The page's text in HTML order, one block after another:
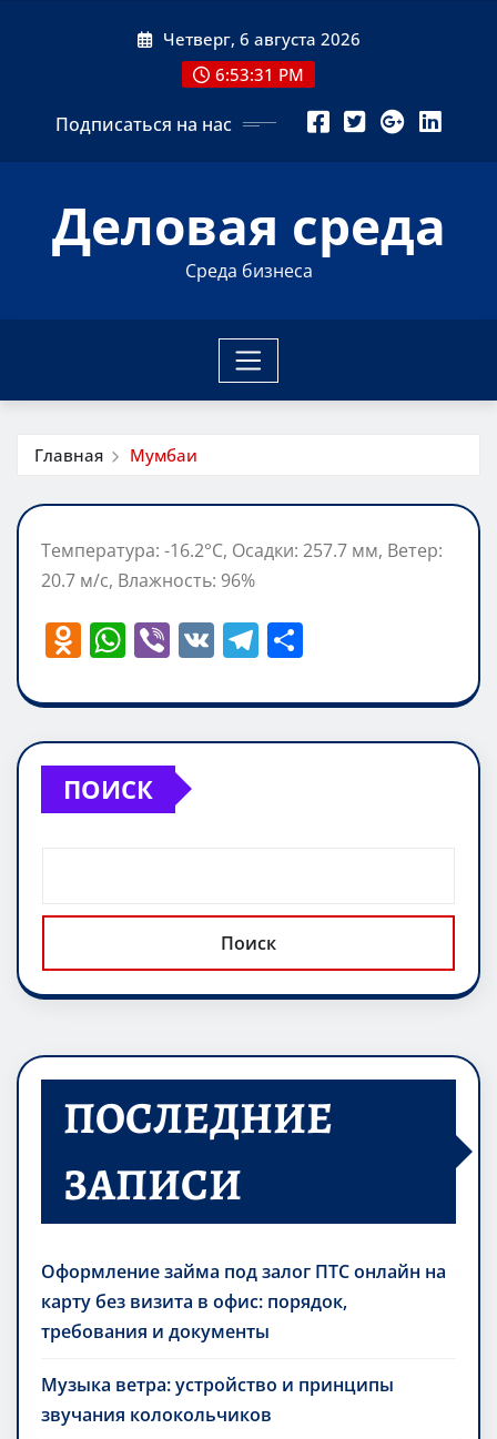
Четверг, 6 августа 2026
6:53:31 PM
Подписаться на нас
Деловая среда
Среда бизнеса
Главная Мумбаи
Температура: -16.2°C, Осадки: 257.7 мм, Ветер:
20.7 м/с, Влажность: 96%
O
n
o
kl
a
ki
W
at
s
A
p
Vi
er
V T
e
gr
п
р
ь
ПОИСК
Поиск
ПОСЛЕДНИЕ
ЗАПИСИ
Оформление займа под залог ПТС онлайн на
карту без визита в офис: порядок,
требования и документы
Музыка ветра: устройство и принципы
звучания колокольчиков